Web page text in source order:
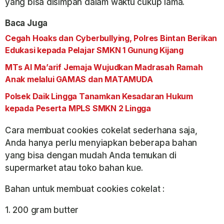
yang bisa disimpan dalam waktu cukup lama.
Baca Juga
Cegah Hoaks dan Cyberbullying, Polres Bintan Berikan
Edukasi kepada Pelajar SMKN 1 Gunung Kijang
MTs Al Ma’arif Jemaja Wujudkan Madrasah Ramah
Anak melalui GAMAS dan MATAMUDA
Polsek Daik Lingga Tanamkan Kesadaran Hukum
kepada Peserta MPLS SMKN 2 Lingga
Cara membuat cookies cokelat sederhana saja,
Anda hanya perlu menyiapkan beberapa bahan
yang bisa dengan mudah Anda temukan di
supermarket atau toko bahan kue.
Bahan untuk membuat cookies cokelat :
1. 200 gram butter